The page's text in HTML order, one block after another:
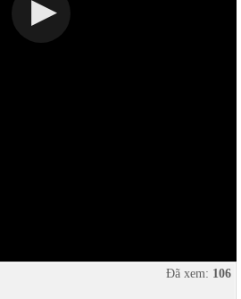
Đã xem: 106